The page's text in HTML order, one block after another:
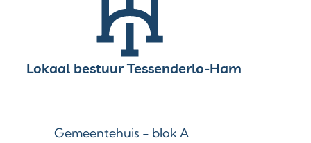
Contact & openingsuren
Lokaal bestuur Tessenderlo-Ham
AdresGemeentehuis - blok A